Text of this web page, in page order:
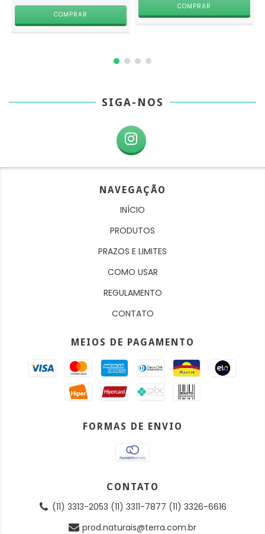
SIGA-NOS
NAVEGAÇÃO
INÍCIO
PRODUTOS
PRAZOS E LIMITES
COMO USAR
REGULAMENTO
CONTATO
MEIOS DE PAGAMENTO
FORMAS DE ENVIO
CONTATO
(11) 3313-2053 (11) 3311-7877 (11) 3326-6616
prod.naturais@terra.com.br